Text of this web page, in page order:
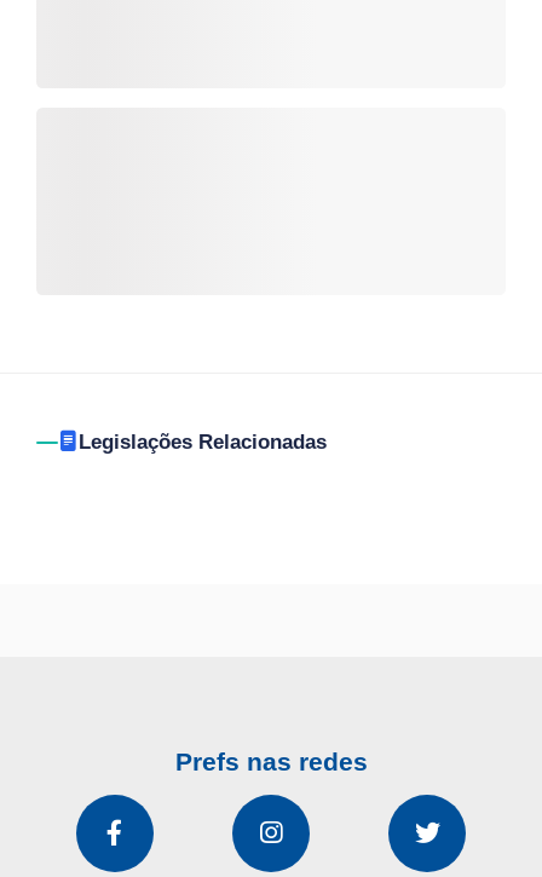
Legislações Relacionadas
Prefs nas redes